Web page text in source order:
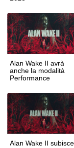
Alan Wake II avrà
anche la modalità
Performance
Alan Wake II subisce